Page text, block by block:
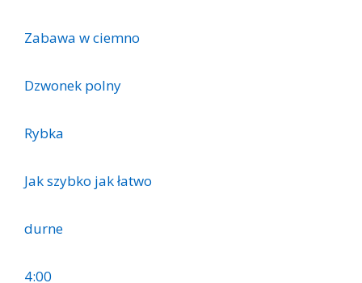
Zabawa w ciemno
Dzwonek polny
Rybka
Jak szybko jak łatwo
durne
4:00